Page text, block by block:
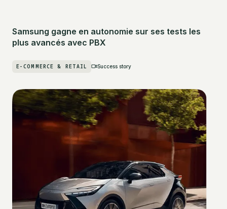
Samsung gagne en autonomie sur ses tests les
plus avancés avec PBX
E-COMMERCE & RETAIL Success story